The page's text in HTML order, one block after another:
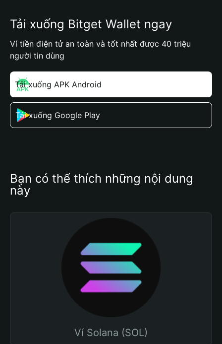
Tải xuống Bitget Wallet ngay
Ví tiền điện tử an toàn và tốt nhất được 40 triệu
người tin dùng
Tải xuống APK Android
Tải xuống Google Play
Bạn có thể thích những nội dung
này
Ví Solana (SOL)